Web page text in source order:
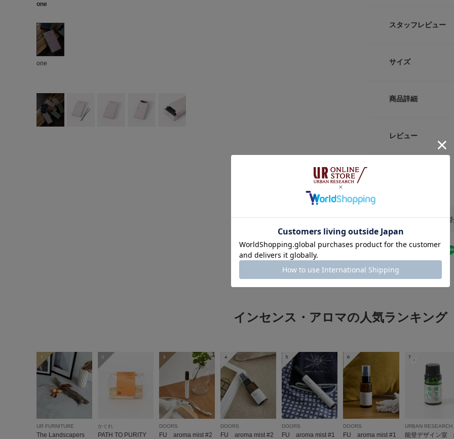
one
one
ココアと新鮮な薔
MAHOは、オース
HOのお香は100%
【2026 Spring/
[箱]
高さ12.5cm / 幅
※商品画像は、光の
色味と異なって見
※商品の色味の目安
お気に入り登録さ
スタッフレビュー
サイズ
サイズガイド
商品詳細
サイズ
カテゴリ
レビュー
★ 2
MAHO Sensoryを
インセンス・アロマの人気ランキング
1
UR FURNITURE
The Landscapers
2
かぐれ
PATH TO PURITY
3
DOORS
FU aroma mist #2
4
DOORS
FU aroma mist #2
5
DOORS
FU aroma mist #1
6
DOORS
FU aroma mist #1
7
URBAN RESEARCH
能登デザイン室